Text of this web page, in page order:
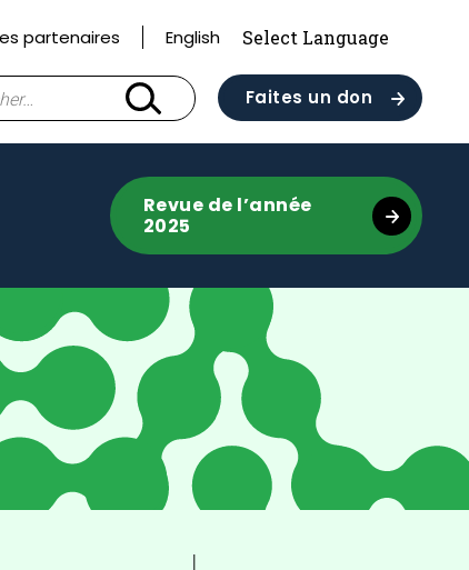
partenaires English
: Faites un don
Revue de l’année
2025